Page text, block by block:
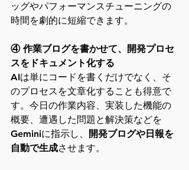
ッグやパフォーマンスチューニングの
時間を劇的に短縮できます。
④ 作業ブログを書かせて、開発プロセ
スをドキュメント化する
AIは単にコードを書くだけでなく、そ
のプロセスを文章化することも得意で
す。今日の作業内容、実装した機能の
概要、遭遇した問題と解決策などを
Geminiに指示し、
開発ブログや日報を
自動で生成させます。